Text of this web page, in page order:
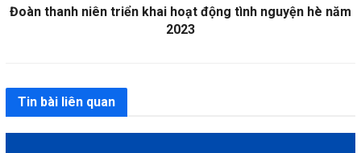
Đoàn thanh niên triển khai hoạt động tình nguyện hè năm
2023
Tin bài liên quan